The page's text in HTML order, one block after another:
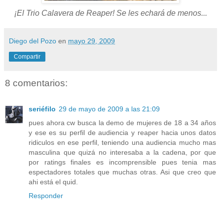
¡El Trio Calavera de Reaper! Se les echará de menos...
Diego del Pozo en mayo 29, 2009
Compartir
8 comentarios:
seriéfilo 29 de mayo de 2009 a las 21:09
pues ahora cw busca la demo de mujeres de 18 a 34 años
y ese es su perfil de audiencia y reaper hacia unos datos
ridiculos en ese perfil, teniendo una audiencia mucho mas
masculina que quizá no interesaba a la cadena, por que
por ratings finales es incomprensible pues tenia mas
espectadores totales que muchas otras. Asi que creo que
ahi está el quid.
Responder